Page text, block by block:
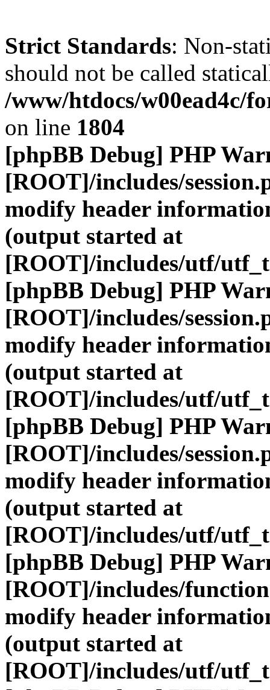
Strict Standards: Non-
should not be called
/www/htdocs/w00ead4c/
on line 1804
[phpBB Debug] PHP
[ROOT]/includes/
modify header
(output started at
[ROOT]/includes/utf/
[phpBB Debug] PHP
[ROOT]/includes/
modify header
(output started at
[ROOT]/includes/utf/
[phpBB Debug] PHP
[ROOT]/includes/
modify header
(output started at
[ROOT]/includes/utf/
[phpBB Debug] PHP
[ROOT]/includes/
modify header
(output started at
[ROOT]/includes/utf/